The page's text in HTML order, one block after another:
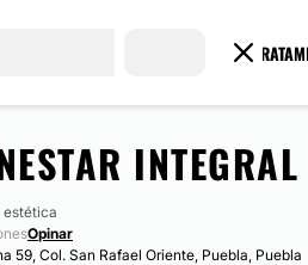
estética
Opinar
59, Col. San Rafael Oriente, Puebla, Puebla